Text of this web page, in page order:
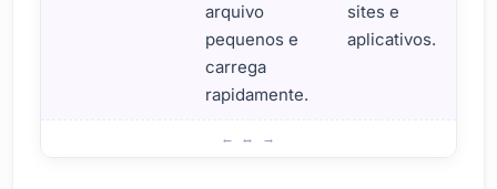
arquivo
pequenos e
carrega
rapidamente.
sites e
aplicativos.